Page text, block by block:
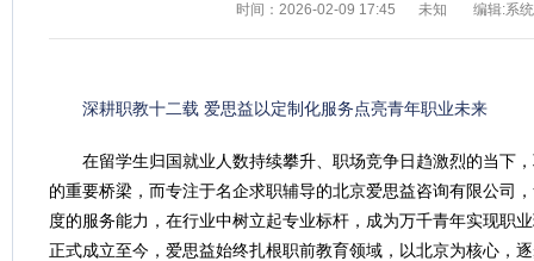
时间：2026-02-09 17:45 未知 编辑:系
深耕职教十二载 爱思益以定制化服务点亮青年职业未来
在留学生归国就业人数持续攀升、职场竞争日趋激烈的当下
的重要桥梁，而专注于名企求职辅导的北京爱思益咨询有限公司
度的服务能力，在行业中树立起专业标杆，成为万千青年实现职
正式成立至今，爱思益始终扎根职前教育领域，以北京为核心，